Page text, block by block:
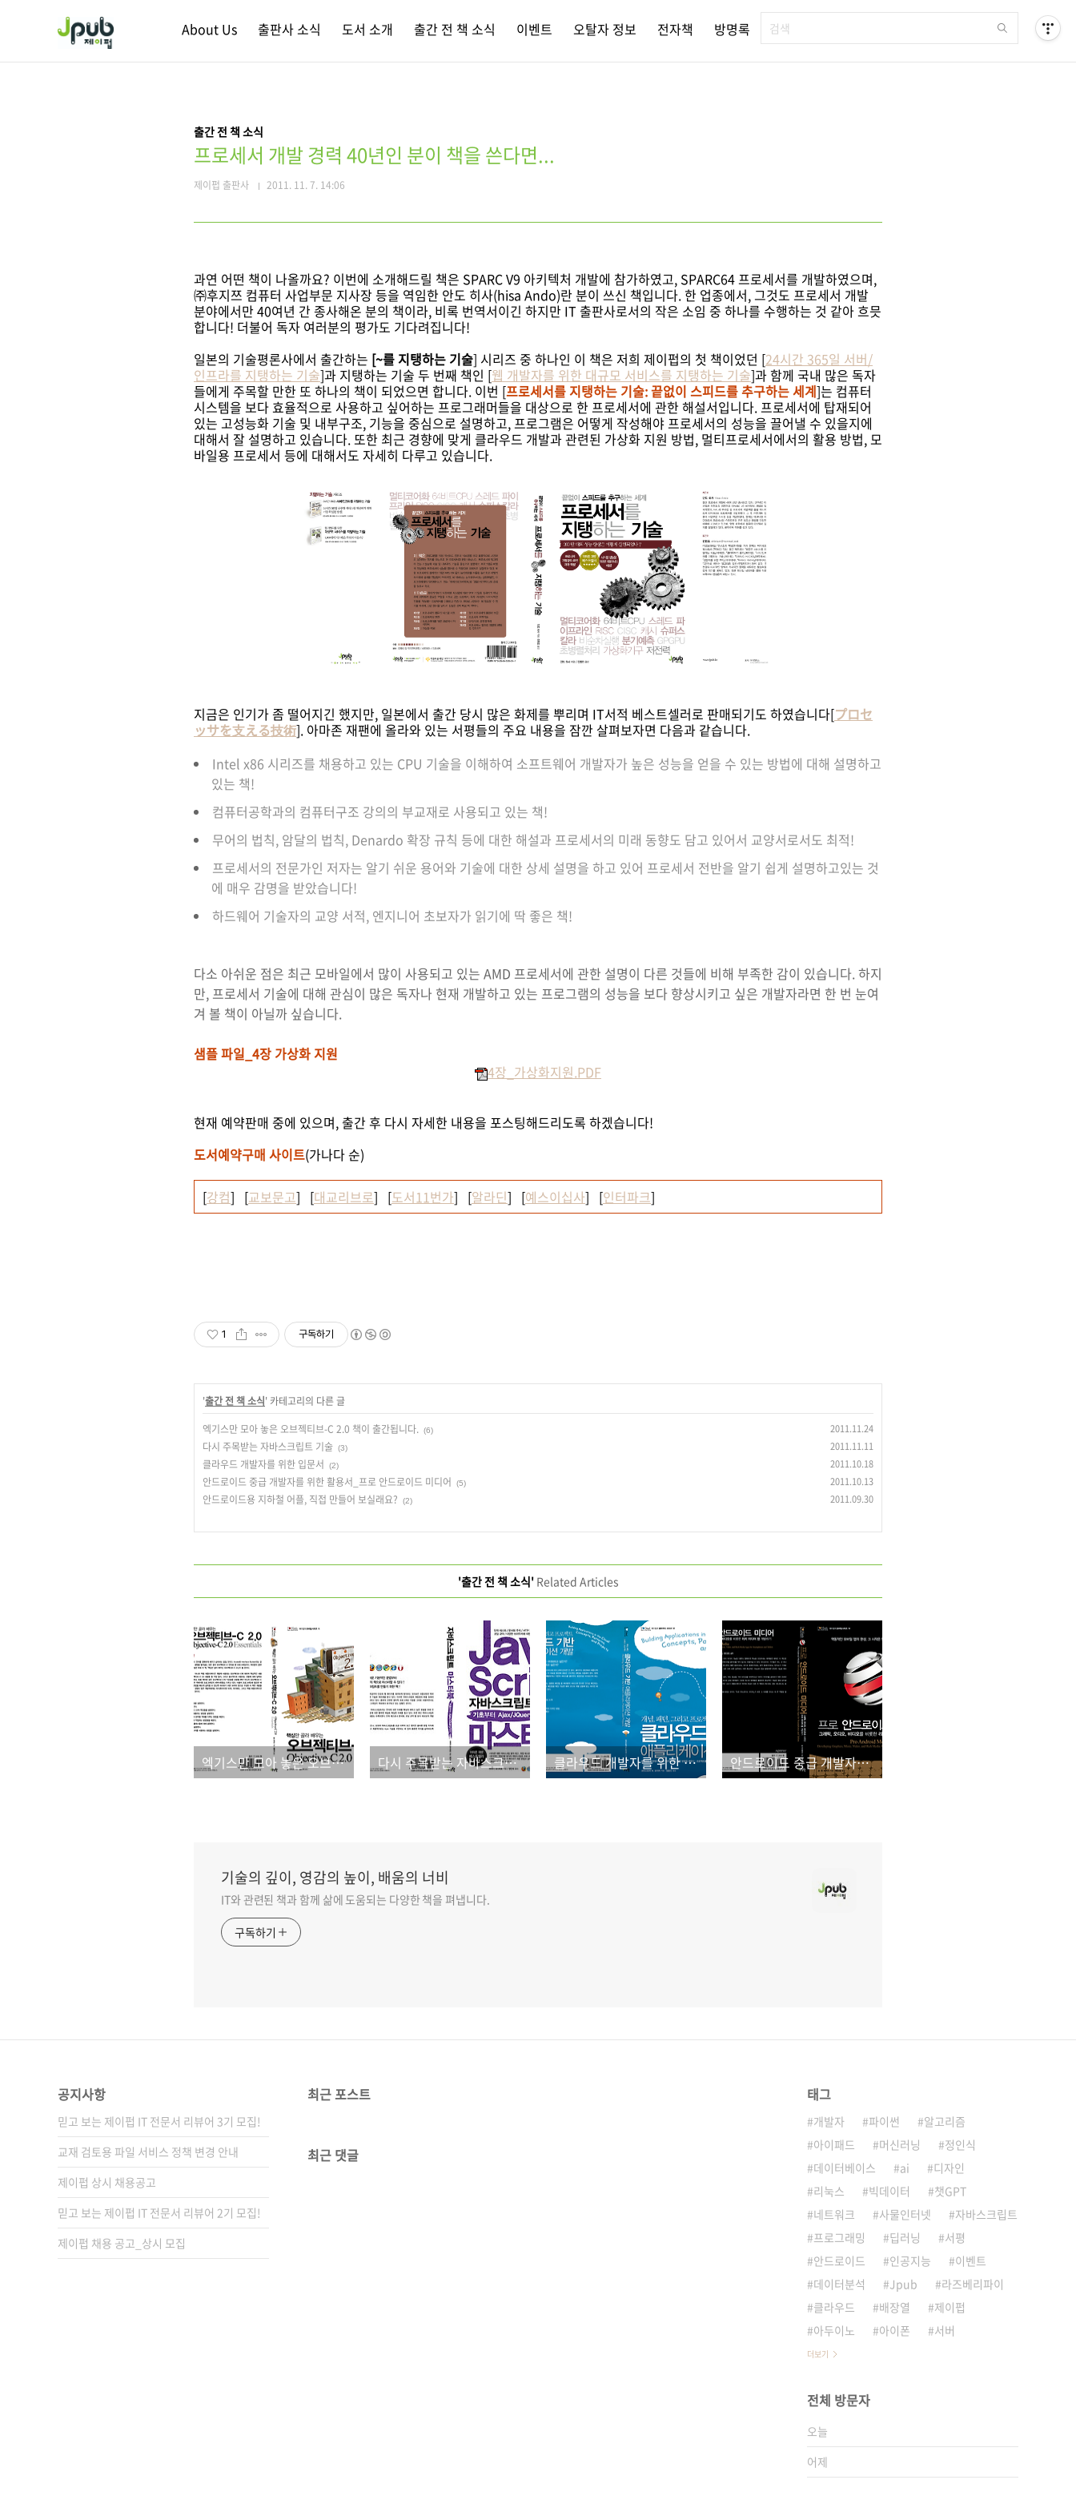
About Us 출판사 소식 도서 소개 출간 전 책 소식 이벤트 오탈자 정보 전자책 방명록
출간 전 책 소식
프로세서 개발 경력 40년인 분이 책을 쓴다면...
제이펍 출판사 2011. 11. 7. 14:06
과연 어떤 책이 나올까요? 이번에 소개해드릴 책은 SPARC V9 아키텍처 개발에 참가하였고, SPARC64 프로세서를 개발하였으며,
㈜후지쯔 컴퓨터 사업부문 지사장 등을 역임한 안도 히사(hisa Ando)란 분이 쓰신 책입니다. 한 업종에서, 그것도 프로세서 개발
분야에서만 40여년 간 종사해온 분의 책이라, 비록 번역서이긴 하지만 IT 출판사로서의 작은 소임 중 하나를 수행하는 것 같아 흐믓
합니다! 더불어 독자 여러분의 평가도 기다려집니다!
일본의 기술평론사에서 출간하는 [~를 지탱하는 기술] 시리즈 중 하나인 이 책은 저희 제이펍의 첫 책이었던 [24시간 365일 서버/
인프라를 지탱하는 기술]과 지탱하는 기술 두 번째 책인 [웹 개발자를 위한 대규모 서비스를 지탱하는 기술]과 함께 국내 많은 독자
들에게 주목할 만한 또 하나의 책이 되었으면 합니다. 이번 [프로세서를 지탱하는 기술: 끝없이 스피드를 추구하는 세계]는 컴퓨터
시스템을 보다 효율적으로 사용하고 싶어하는 프로그래머들을 대상으로 한 프로세서에 관한 해설서입니다. 프로세서에 탑재되어
있는 고성능화 기술 및 내부구조, 기능을 중심으로 설명하고, 프로그램은 어떻게 작성해야 프로세서의 성능을 끌어낼 수 있을지에
대해서 잘 설명하고 있습니다. 또한 최근 경향에 맞게 클라우드 개발과 관련된 가상화 지원 방법, 멀티프로세서에서의 활용 방법, 모
바일용 프로세서 등에 대해서도 자세히 다루고 있습니다.
지금은 인기가 좀 떨어지긴 했지만, 일본에서 출간 당시 많은 화제를 뿌리며 IT서적 베스트셀러로 판매되기도 하였습니다[プロセ
ッサを支える技術]. 아마존 재팬에 올라와 있는 서평들의 주요 내용을 잠깐 살펴보자면 다음과 같습니다.
Intel x86 시리즈를 채용하고 있는 CPU 기술을 이해하여 소프트웨어 개발자가 높은 성능을 얻을 수 있는 방법에 대해 설명하고
있는 책!
컴퓨터공학과의 컴퓨터구조 강의의 부교재로 사용되고 있는 책!
무어의 법칙, 암달의 법칙, Denardo 확장 규칙 등에 대한 해설과 프로세서의 미래 동향도 담고 있어서 교양서로서도 최적!
프로세서의 전문가인 저자는 알기 쉬운 용어와 기술에 대한 상세 설명을 하고 있어 프로세서 전반을 알기 쉽게 설명하고있는 것
에 매우 감명을 받았습니다!
하드웨어 기술자의 교양 서적, 엔지니어 초보자가 읽기에 딱 좋은 책!
다소 아쉬운 점은 최근 모바일에서 많이 사용되고 있는 AMD 프로세서에 관한 설명이 다른 것들에 비해 부족한 감이 있습니다. 하지
만, 프로세서 기술에 대해 관심이 많은 독자나 현재 개발하고 있는 프로그램의 성능을 보다 향상시키고 싶은 개발자라면 한 번 눈여
겨 볼 책이 아닐까 싶습니다.
샘플 파일_4장 가상화 지원
4장_가상화지원.PDF
현재 예약판매 중에 있으며, 출간 후 다시 자세한 내용을 포스팅해드리도록 하겠습니다!
도서예약구매 사이트(가나다 순)
[강컴] [교보문고] [대교리브로] [도서11번가] [알라딘] [예스이십사] [인터파크]
1 구독하기
'출간 전 책 소식' 카테고리의 다른 글
엑기스만 모아 놓은 오브젝티브-C 2.0 책이 출간됩니다.
(6) 2011.11.24
다시 주목받는 자바스크립트 기술 (3) 2011.11.11
클라우드 개발자를 위한 입문서 (2) 2011.10.18
안드로이드 중급 개발자를 위한 활용서_프로 안드로이드 미디어 (5) 2011.10.13
안드로이드용 지하철 어플, 직접 만들어 보실래요? (2) 2011.09.30
'출간 전 책 소식'Related Articles
엑기스만 모아 놓은 오브젝티브-C 2.0 책이 출간됩니다. 다시 주목받는 자바스크립트 기술 클라우드 개발자를 위한 입문서 안드로이드 중급 개발자를 위한 활용서_프로 안드로이드 미디어
기술의 깊이, 영감의 높이, 배움의 너비
IT와 관련된 책과 함께 삶에 도움되는 다양한 책을 펴냅니다.
구독하기
공지사항
믿고 보는 제이펍 IT 전문서 리뷰어 3기 모집!
교재 검토용 파일 서비스 정책 변경 안내
제이펍 상시 채용공고
믿고 보는 제이펍 IT 전문서 리뷰어 2기 모집!
제이펍 채용 공고_상시 모집
최근 포스트
최근 댓글
태그
개발자 파이썬
알고리즘
아이패드
머신러닝
정인식
데이터베이스
ai
디자인
리눅스
빅데이터
챗GPT
네트워크
사물인터넷
자바스크립트
프로그래밍
딥러닝
서평
안드로이드
인공지능
이벤트
데이터분석
Jpub
라즈베리파이
클라우드
배장열
제이펍
아두이노
아이폰 서버
더보기
전체 방문자
오늘
어제